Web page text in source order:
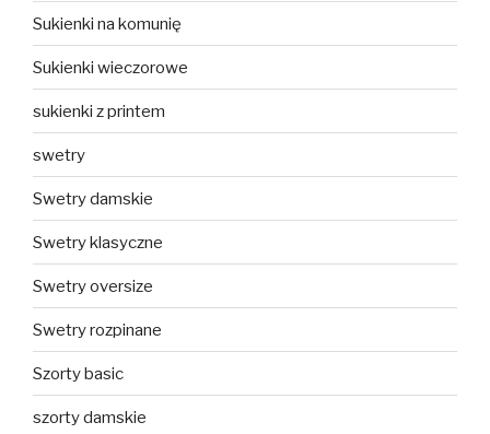
Sukienki na komunię
Sukienki wieczorowe
sukienki z printem
swetry
Swetry damskie
Swetry klasyczne
Swetry oversize
Swetry rozpinane
Szorty basic
szorty damskie